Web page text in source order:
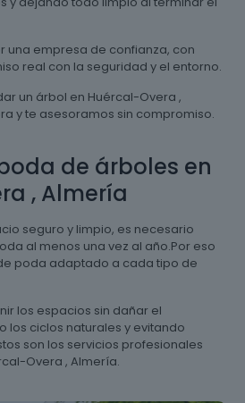
una empresa de confianza, con
real con la seguridad y el entorno.
un árbol en Huércal-Overa ,
y te asesoramos sin compromiso.
de árboles en
, Almería
seguro y limpio, es necesario
al menos una vez al año.Por eso
poda adaptado a cada tipo de
los espacios sin dañar el
los ciclos naturales y evitando
son los servicios profesionales
Overa , Almería.